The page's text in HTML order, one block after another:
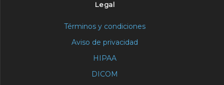
Legal
Términos y condiciones
Aviso de privacidad
HIPAA
DICOM